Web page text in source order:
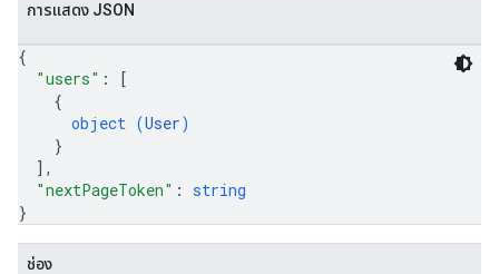
การแสดง JSON
{
"users" :
[
{
object (User)
}
] ,
"nextPageToken" : string
}
ช่อง